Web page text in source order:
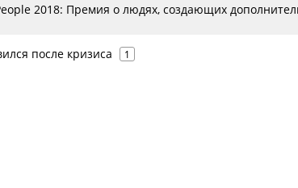
2018: Премия о людях, создающих
после кризиса 1